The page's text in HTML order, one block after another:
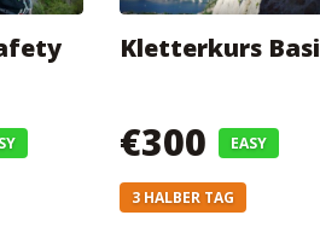
Kletterkurs
€300 EASY
3 HALBER TAG